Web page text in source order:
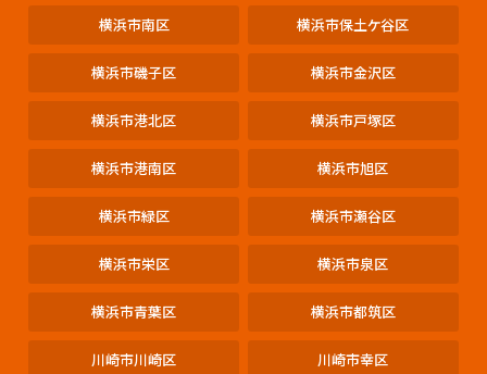
横浜市南区 横浜市保土ケ谷区
横浜市磯子区 横浜市金沢区
横浜市港北区 横浜市戸塚区
横浜市港南区 横浜市旭区
横浜市緑区 横浜市瀬谷区
横浜市栄区 横浜市泉区
横浜市青葉区 横浜市都筑区
川崎市川崎区 川崎市幸区